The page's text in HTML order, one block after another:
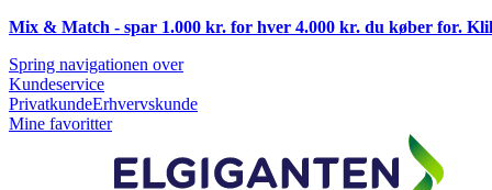
Mix & Match - spar 1.000 kr. for hver 4.000 kr. du køber for.
Spring navigationen over
Kundeservice
PrivatkundeErhvervskunde
Mine favoritter